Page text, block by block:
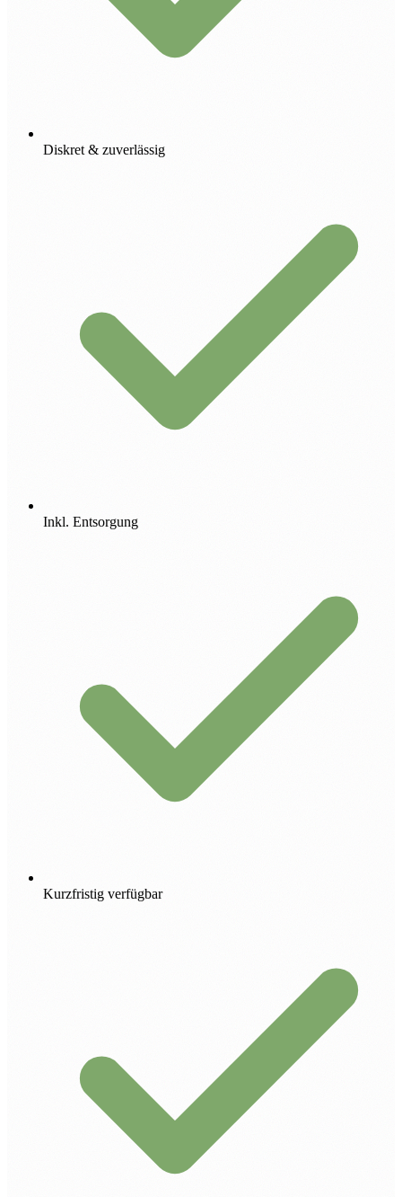
Diskret & zuverlässig
Inkl. Entsorgung
Kurzfristig verfügbar